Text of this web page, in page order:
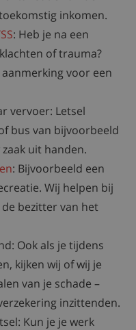
inkomen.
: Heb je na een
of trauma?
voor een
vervoer: Letsel
bus van bijvoorbeeld
uit handen.
: Bijvoorbeeld een
Wij helpen bij
bezitter van het
Ook als je tijdens
kijken wij of wij je
van je schade –
inzittenden.
Kun je je werk